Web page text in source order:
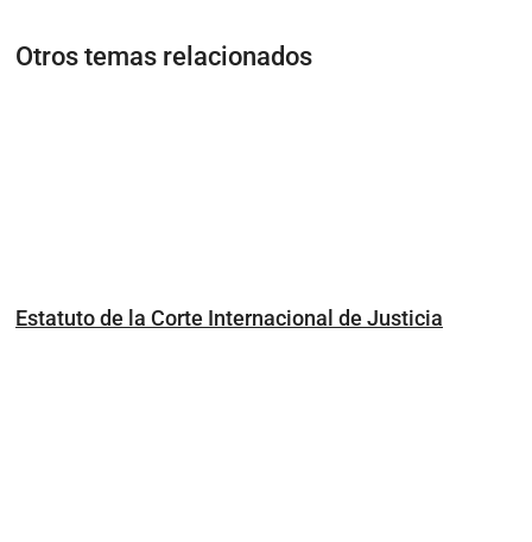
Otros temas relacionados
Estatuto de la Corte Internacional de Justicia